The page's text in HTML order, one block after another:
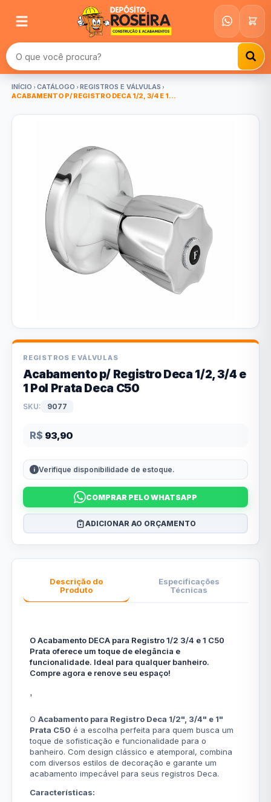
Buscar produtos
INÍCIO CATÁLOGO
REGISTROS E VÁLVULAS
ACABAMENTO P/ REGISTRO DECA 1/2, 3/4 E 1...
REGISTROS E VÁLVULAS
Acabamento p/ Registro Deca 1/2, 3/4 e
1 Pol Prata Deca C50
SKU: 9077
R$ 93,90
Verifique disponibilidade de estoque.
COMPRAR PELO WHATSAPP
ADICIONAR AO ORÇAMENTO
Descrição do
Produto
Especificações
Técnicas
O Acabamento DECA para Registro 1/2 3/4 e 1 C50
Prata oferece um toque de elegância e
funcionalidade. Ideal para qualquer banheiro.
Compre agora e renove seu espaço!
'
O Acabamento para Registro Deca 1/2", 3/4" e 1"
Prata C50 é a escolha perfeita para quem busca um
toque de sofisticação e funcionalidade para o
banheiro. Com design clássico e atemporal, combina
com diversos estilos de decoração e garante um
acabamento impecável para seus registros Deca.
Características: